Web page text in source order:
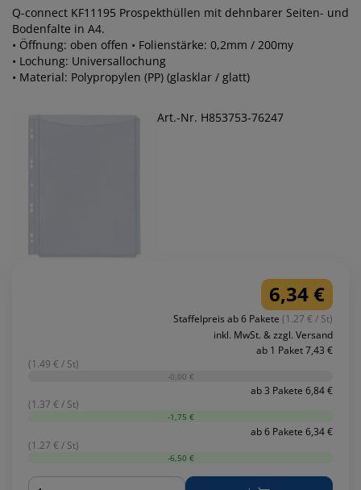
Q-connect KF11195 Prospekthüllen mit dehnbarer Seiten- und
Bodenfalte in A4.
• Öffnung: oben offen • Folienstärke: 0,2mm / 200my
• Lochung: Universallochung
• Material: Polypropylen (PP) (glasklar / glatt)
Art.-Nr. H853753-76247
6,34 €
Staffelpreis ab 6 Pakete (1.27 € / St)
inkl. MwSt. & zzgl. Versand
ab 1 Paket 7,43 €
(1.49 € / St)
-0,00 €
ab 3 Pakete 6,84 €
(1.37 € / St)
-1,75 €
ab 6 Pakete 6,34 €
(1.27 € / St)
-6,50 €
Menge